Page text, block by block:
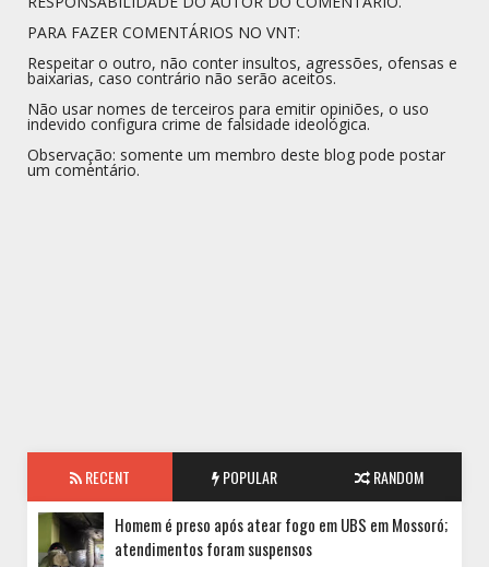
PARA FAZER COMENTÁRIOS NO VNT:
Respeitar o outro, não conter insultos, agressões, ofensas e
baixarias, caso contrário não serão aceitos.
Não usar nomes de terceiros para emitir opiniões, o uso
indevido configura crime de falsidade ideológica.
Observação: somente um membro deste blog pode postar
um comentário.
RECENT POPULAR RANDOM
Homem é preso após atear fogo em UBS em Mossoró;
atendimentos foram suspensos